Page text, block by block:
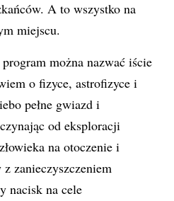
A to wszystko na
miejscu.
można nazwać iście
o fizyce, astrofizyce i
pełne gwiazd i
od eksploracji
na otoczenie i
zanieczyszczeniem
nacisk na cele